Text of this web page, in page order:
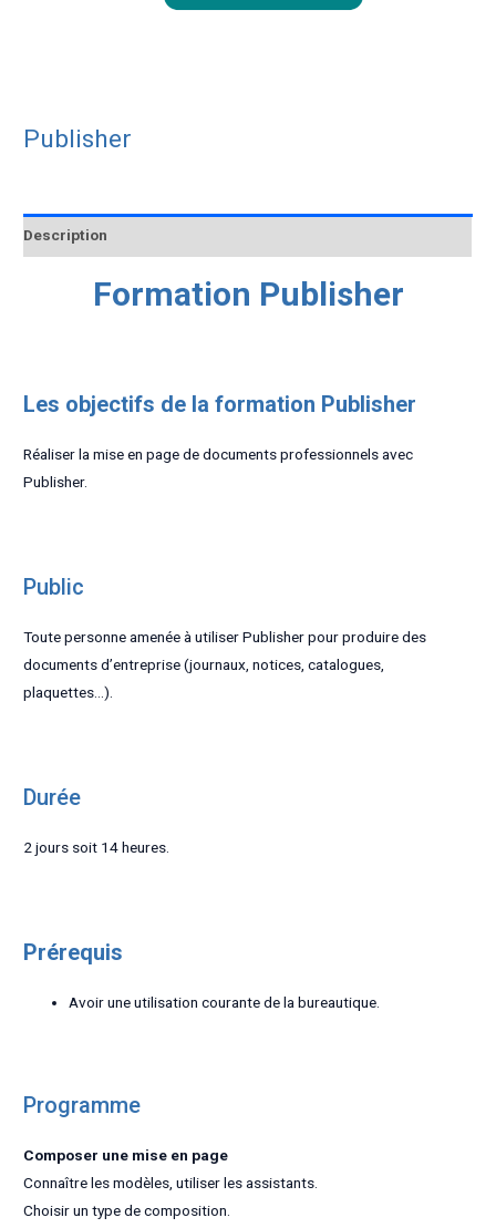
Publisher
Description
Formation Publisher
Les objectifs de la formation Publisher
Réaliser la mise en page de documents professionnels avec
Publisher.
Public
Toute personne amenée à utiliser Publisher pour produire des
documents d’entreprise (journaux, notices, catalogues,
plaquettes…).
Durée
2 jours soit 14 heures.
Prérequis
Avoir une utilisation courante de la bureautique.
Programme
Composer une mise en page
Connaître les modèles, utiliser les assistants.
Choisir un type de composition.